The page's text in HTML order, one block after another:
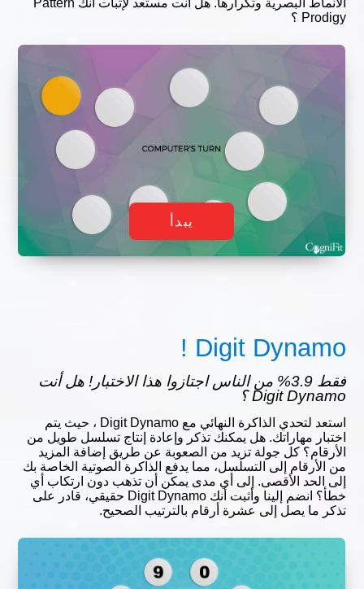
الأنماط البصرية وتكرارها. هل أنت مستعد لإثبات أنك Pattern
Prodigy ؟
يبدأ
Digit Dynamo !
فقط 3.9% من الناس اجتازوا هذا الاختبار! هل أنت
Digit Dynamo ؟
استعد لتحدي الذاكرة النهائي مع Digit Dynamo ، حيث يتم
اختبار مهاراتك. هل يمكنك تذكر وإعادة إنتاج تسلسل طويل من
الأرقام؟ كل جولة تزيد من الصعوبة عن طريق إضافة المزيد
من الأرقام إلى التسلسل، مما يدفع الذاكرة الصوتية الخاصة بك
إلى الحد الأقصى. إلى أي مدى يمكن أن تذهب دون ارتكاب أي
خطأ؟ انضم إلينا وأثبت أنك Digit Dynamo حقيقي، قادر على
تذكر ما يصل إلى عشرة أرقام بالترتيب الصحيح.